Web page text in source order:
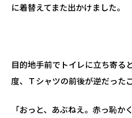
に着替えてまた出かけました。
目的地手前でトイレに立ち寄る
度、Ｔシャツの前後が逆だった
「おっと、あぶねえ。赤っ恥か